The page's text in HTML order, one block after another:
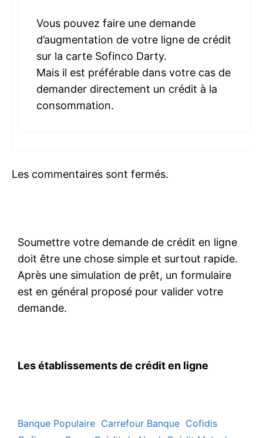
Vous pouvez faire une demande
d’augmentation de votre ligne de crédit
sur la carte Sofinco Darty.
Mais il est préférable dans votre cas de
demander directement un crédit à la
consommation.
Les commentaires sont fermés.
Soumettre votre demande de crédit en ligne
doit être une chose simple et surtout rapide.
Après une simulation de prêt, un formulaire
est en général proposé pour valider votre
demande.
Les établissements de crédit en ligne
Banque Populaire Carrefour Banque Cofidis